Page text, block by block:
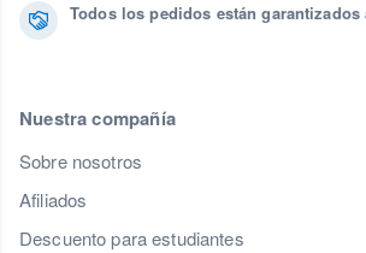
Todos los pedidos están garantizados
Nuestra compañía
Sobre nosotros
Afiliados
Descuento para estudiantes